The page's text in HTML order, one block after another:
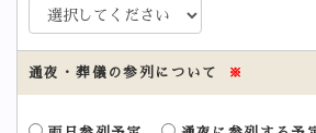
通夜・葬儀の参列について ※